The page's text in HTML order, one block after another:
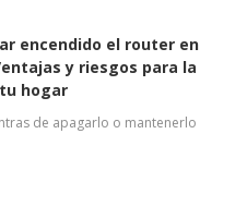
encendido el router en
y riesgos para la
hogar
de apagarlo o mantenerlo